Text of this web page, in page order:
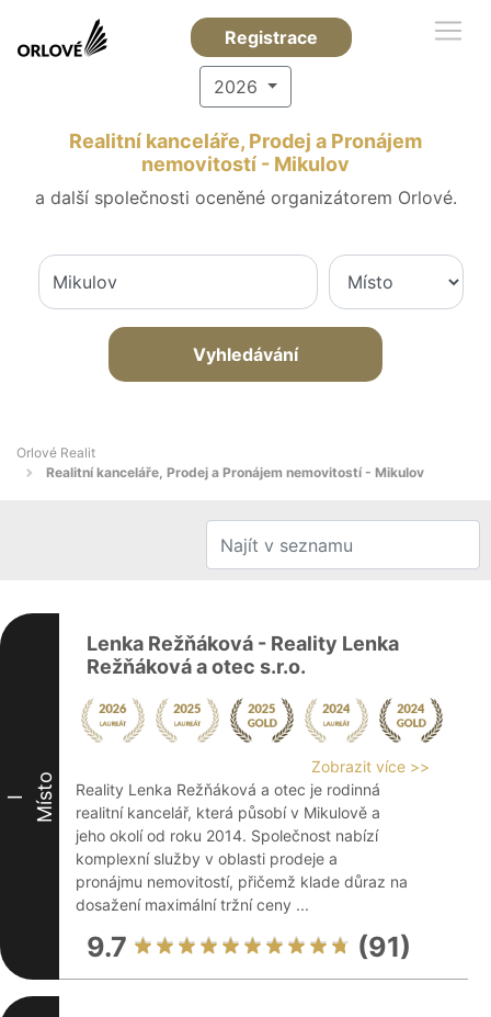
Registrace
2026
Realitní kanceláře, Prodej a Pronájem
nemovitostí - Mikulov
a další společnosti oceněné organizátorem Orlové.
Vyhledávání
Orlové Realit
Realitní kanceláře, Prodej a Pronájem nemovitostí - Mikulov
I Místo
Lenka Režňáková - Reality Lenka
Režňáková a otec s.r.o.
Zobrazit více >>
Reality Lenka Režňáková a otec je rodinná
realitní kancelář, která působí v Mikulově a
jeho okolí od roku 2014. Společnost nabízí
komplexní služby v oblasti prodeje a
pronájmu nemovitostí, přičemž klade důraz na
dosažení maximální tržní ceny ...
9.7 (91)